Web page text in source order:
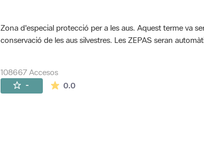
Zona d'especial protecció per a les aus. Aquest terme va
conservació de les aus silvestres. Les ZEPAS seran
108667 Accesos
- 0.0La valoración media es de 0 estrellas